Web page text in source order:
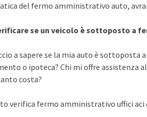
del fermo amministrativo auto,
se un veicolo è sottoposto a
a sapere se la mia auto è sottoposta
o ipoteca? Chi mi offre assistenza
costa?
verifica fermo amministrativo uffici aci